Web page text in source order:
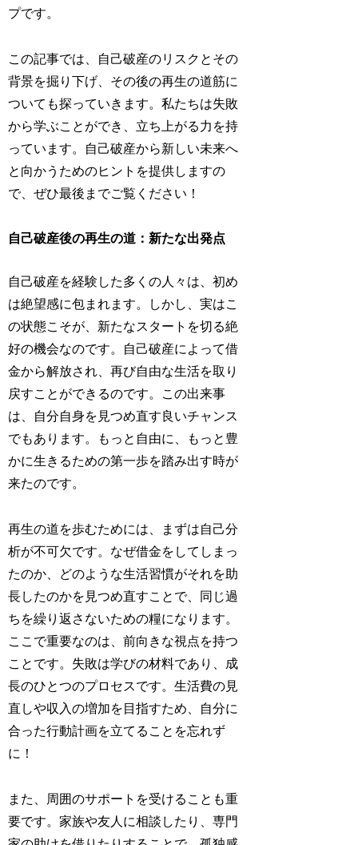
プです。
この記事では、自己破産のリスクとその
背景を掘り下げ、その後の再生の道筋に
ついても探っていきます。私たちは失敗
から学ぶことができ、立ち上がる力を持
っています。自己破産から新しい未来へ
と向かうためのヒントを提供しますの
で、ぜひ最後までご覧ください！
自己破産後の再生の道：新たな出発点
自己破産を経験した多くの人々は、初め
は絶望感に包まれます。しかし、実はこ
の状態こそが、新たなスタートを切る絶
好の機会なのです。自己破産によって借
金から解放され、再び自由な生活を取り
戻すことができるのです。この出来事
は、自分自身を見つめ直す良いチャンス
でもあります。もっと自由に、もっと豊
かに生きるための第一歩を踏み出す時が
来たのです。
再生の道を歩むためには、まずは自己分
析が不可欠です。なぜ借金をしてしまっ
たのか、どのような生活習慣がそれを助
長したのかを見つめ直すことで、同じ過
ちを繰り返さないための糧になります。
ここで重要なのは、前向きな視点を持つ
ことです。失敗は学びの材料であり、成
長のひとつのプロセスです。生活費の見
直しや収入の増加を目指すため、自分に
合った行動計画を立てることを忘れず
に！
また、周囲のサポートを受けることも重
要です。家族や友人に相談したり、専門